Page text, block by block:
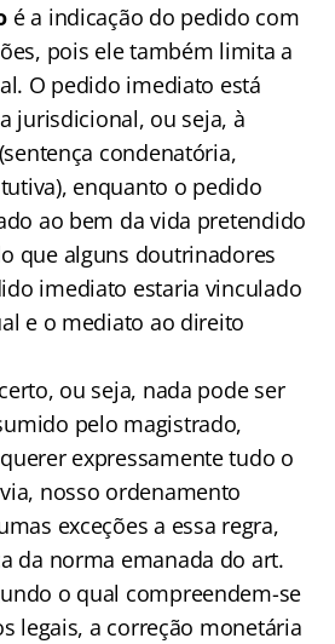
é a indicação do pedido com
pois ele também limita a
O pedido imediato está
jurisdicional, ou seja, à
condenatória,
enquanto o pedido
ao bem da vida pretendido
que alguns doutrinadores
imediato estaria vinculado
e o mediato ao direito
ou seja, nada pode ser
pelo magistrado,
expressamente tudo o
nosso ordenamento
exceções a essa regra,
da norma emanada do art.
o qual compreendem-se
legais, a correção monetária